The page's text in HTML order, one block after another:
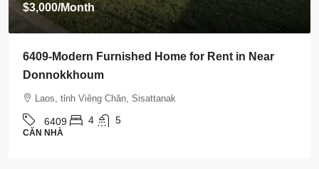
$3,000/Month
6409-Modern Furnished Home for Rent in Near
Donnokkhoum
Laos, tỉnh Viêng Chăn, Sisattanak
6409 4 5
CĂN NHÀ